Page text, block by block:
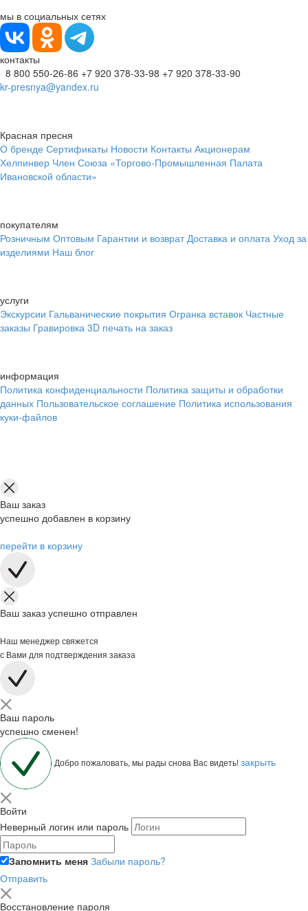
мы в социальных сетях
контакты
8 800 550-26-86 +7 920 378-33-98 +7 920 378-33-90
kr-presnya@yandex.ru
Красная пресня
О бренде Сертификаты Новости Контакты Акционерам
Хелпинвер Член Союза «Торгово-Промышленная Палата
Ивановской области»
покупателям
Розничным Оптовым Гарантии и возврат Доставка и оплата Уход за
изделиями Наш блог
услуги
Экскурсии Гальванические покрытия Огранка вставок Частные
заказы Гравировка 3D печать на заказ
информация
Политика конфиденциальности Политика защиты и обработки
данных Пользовательское соглашение Политика использования
куки-файлов
Ваш заказ
успешно добавлен в корзину
перейти в корзину
Ваш заказ успешно отправлен
Наш менеджер свяжется
с Вами для подтверждения заказа
Ваш пароль
успешно сменен!
Добро пожаловать, мы рады снова Вас видеть!закрыть
Войти
Неверный логин или пароль
Запомнить меня Забыли пароль?
Отправить
Восстановление пароля